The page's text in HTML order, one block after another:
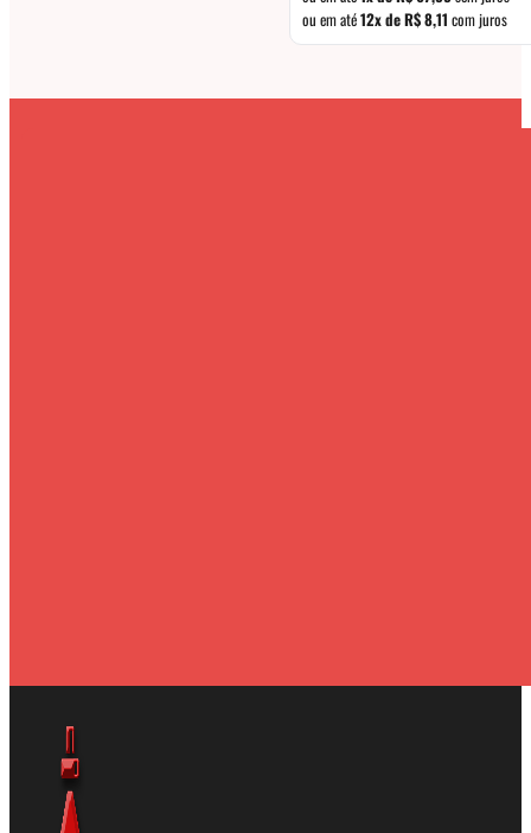
ou em até12x deR$8,11 com juros